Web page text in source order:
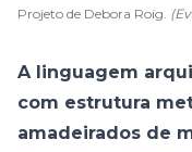
Projeto de Debora Roig.
A linguagem
com estrutura
amadeirados de